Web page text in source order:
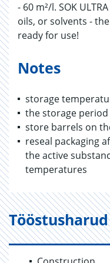
- 60 m²/l. SOK
oils, or solvents -
ready for use!
Notes
storage
the storage
store barrels on
reseal packaging
the active
temperatures
Tööstusharud